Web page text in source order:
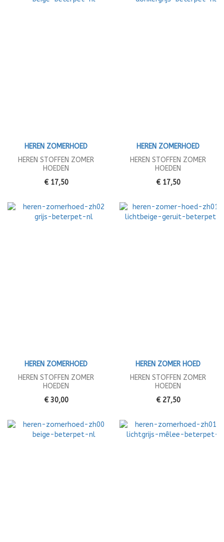
HEREN ZOMERHOED
HEREN STOFFEN ZOMER
HOEDEN
€ 17,50
HEREN ZOMERHOED
HEREN STOFFEN ZOMER
HOEDEN
€ 17,50
HEREN ZOMERHOED
HEREN STOFFEN ZOMER
HOEDEN
€ 30,00
HEREN ZOMER HOED
HEREN STOFFEN ZOMER
HOEDEN
€ 27,50